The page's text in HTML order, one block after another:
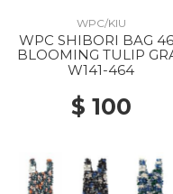
WPC/KIU
WPC SHIBORI BAG
BLOOMING TULIP
W141-464
$ 100